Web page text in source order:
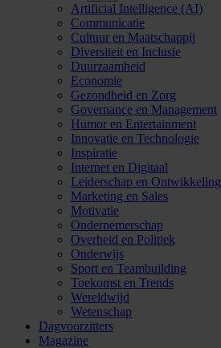
Artificial Intelligence (AI)
Communicatie
Cultuur en Maatschappij
Diversiteit en Inclusie
Duurzaamheid
Economie
Gezondheid en Zorg
Governance en Management
Humor en Entertainment
Innovatie en Technologie
Inspiratie
Internet en Digitaal
Leiderschap en Ontwikkeling
Marketing en Sales
Motivatie
Ondernemerschap
Overheid en Politiek
Onderwijs
Sport en Teambuilding
Toekomst en Trends
Wereldwijd
Wetenschap
Dagvoorzitters
Magazine